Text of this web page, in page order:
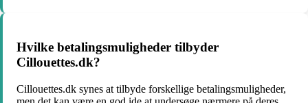
Hvilke betalingsmuligheder tilbyder
Cillouettes.dk?
Cillouettes.dk synes at tilbyde forskellige betalingsmuligheder,